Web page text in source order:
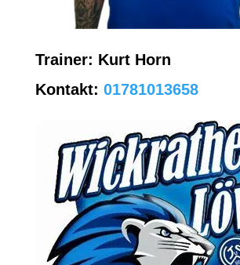
Trainer: Kurt Horn
Kontakt: 01781013658